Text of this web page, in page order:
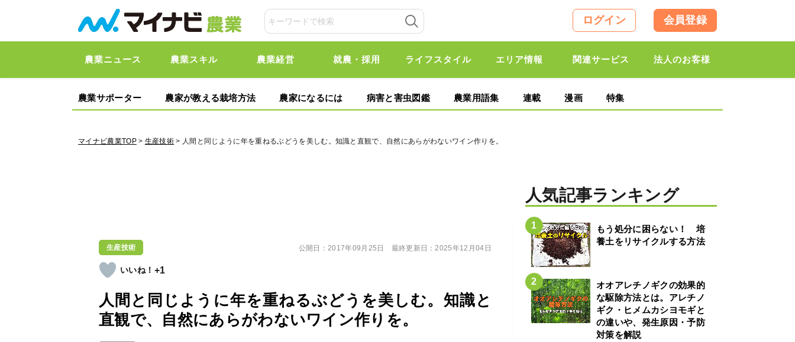
ログイン 会員登録
農業ニュース 農業スキル 農業経営 就農・採用 ライフスタイル エリア情報 関連サービス 法人のお客様
農業サポーター 農家が教える栽培方法 農家になるには 病害と害虫図鑑 農業用語集 連載 漫画 特集
マイナビ農業TOP> 生産技術 > 人間と同じように年を重ねるぶどうを美しむ。知識と直観で、自然にあらがわないワイン作りを。
生産技術
+1
人間と同じように年を重ねるぶどうを美しむ。知識と
直観で、自然にあらがわないワイン作りを。
公開日：2017年09月25日 最終更新日：2025年12月04日
人気記事ランキング
もう処分に困らない！ 培
養土をリサイクルする方法
オオアレチノギクの効果的
な駆除方法とは。アレチノ
ギク・ヒメムカシヨモギと
の違いや、発生原因・予防
対策を解説